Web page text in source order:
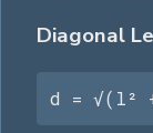
Diagonal
d = √(l²